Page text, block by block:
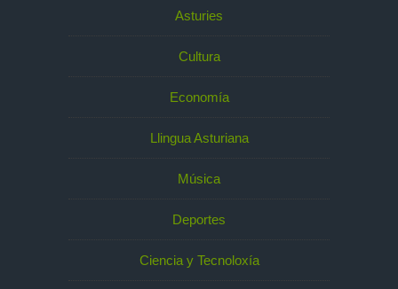
Asturies
Cultura
Economía
Llingua Asturiana
Música
Deportes
Ciencia y Tecnoloxía